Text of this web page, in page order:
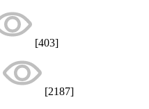
[403]
[2187]